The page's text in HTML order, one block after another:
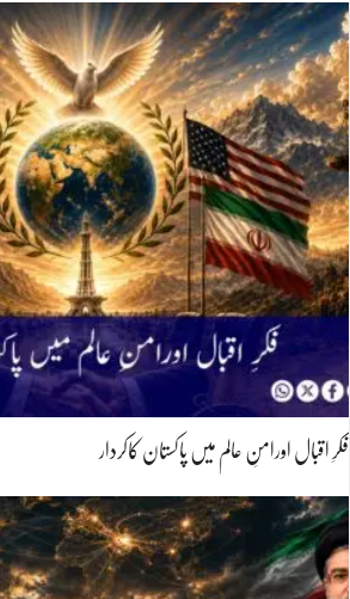
فکرِ اقبال اورامنِ عالم میں پاکستان کاکردار